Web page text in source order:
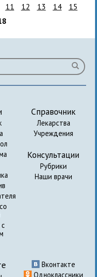
11 12 13 14
15
Справочник
Лекарства
Учреждения
Консультации
Рубрики
Наши врачи
Вконтакте
Одноклассники